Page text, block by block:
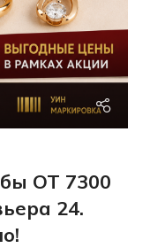
Женщинам
Новое
ОТ 7300
24.